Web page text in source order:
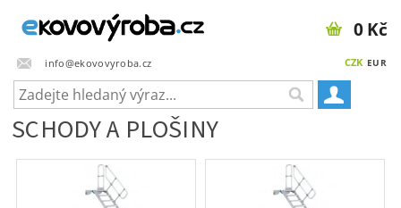
info@ekovovyroba.cz CZK EUR
0 Kč
SCHODY A PLOŠINY